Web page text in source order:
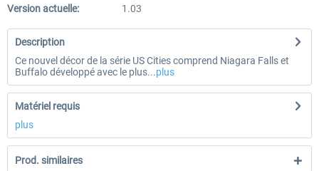
Version actuelle:
1.03
Description
Ce nouvel décor de la série US Cities comprend Niagara Falls et
Buffalo développé avec le plus...plus
Matériel requis
plus
Prod. similaires